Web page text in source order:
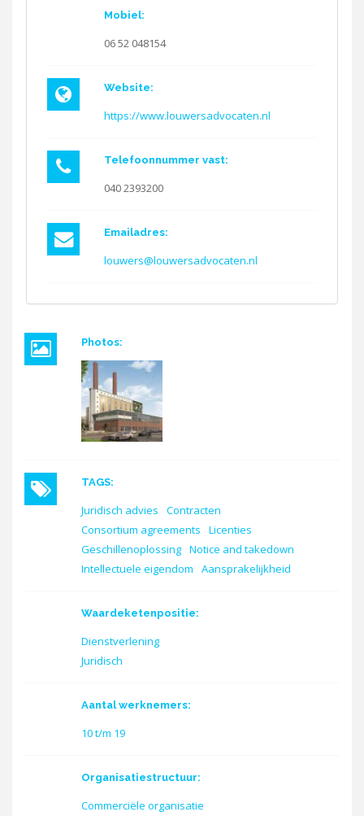
Mobiel:
06 52 048154
Website:
https://www.louwersadvocaten.nl
Telefoonnummer vast:
040 2393200
Emailadres:
louwers@louwersadvocaten.nl
Photos:
TAGS:
Juridisch advies
Contracten
Consortium agreements
Licenties
Geschillenoplossing Notice and takedown
Intellectuele eigendom
Aansprakelijkheid
Waardeketenpositie:
Dienstverlening
Juridisch
Aantal werknemers:
10 t/m 19
Organisatiestructuur:
Commerciële organisatie